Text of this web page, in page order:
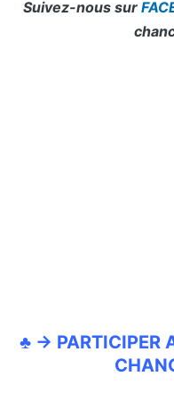
Suivez-nous sur
♣ → PARTICIPER